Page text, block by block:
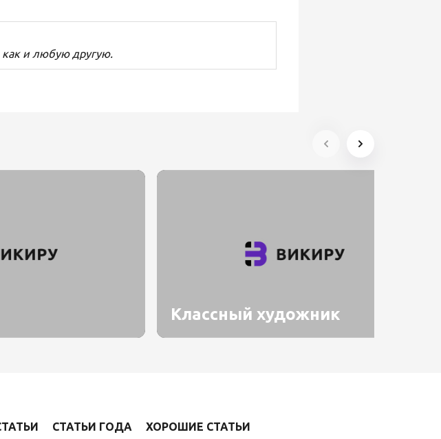
как и любую другую.
Классный художник
СТАТЬИ ГОДА ХОРОШИЕ СТАТЬИ